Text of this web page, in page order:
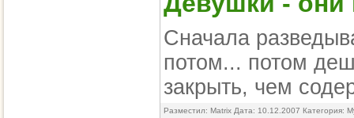
Сначала
потом... потом
закрыть, чем
Разместил: Matrix Дата: 10.12.2007 Категория: